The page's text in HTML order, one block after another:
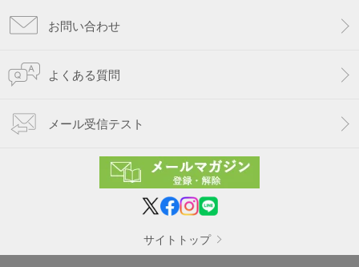
お問い合わせ
よくある質問
メール受信テスト
サイトトップ